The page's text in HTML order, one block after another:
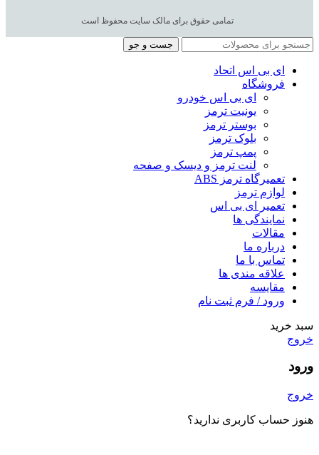
تمامی حقوق برای مالک سایت محفوظ است
جست و جو
ای بی اس اتحاد
فروشگاه
ای بی اس خودرو
یونیت ترمز
بوستر ترمز
بلوک ترمز
پمپ ترمز
لنت ترمز و دیسک و صفحه
تعمیرگاه ترمز ABS
لوازم ترمز
تعمیر ای بی اس
نمایندگی ها
مقالات
درباره ما
تماس با ما
علاقه مندی ها
مقایسه
ورود / فرم ثبت نام
سبد خرید
خروج
ورود
خروج
هنوز حساب کاربری ندارید؟